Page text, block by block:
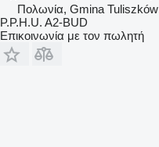
Πολωνία, Gmina Tuliszków
P.P.H.U. A2-BUD
Επικοινωνία με τον πωλητή